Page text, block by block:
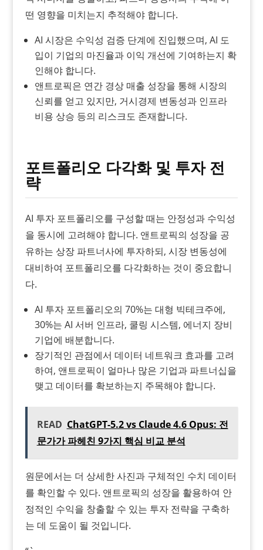
떤 영향을 미치는지 추적해야 합니다.
AI 시장은 수익성 검증 단계에 진입했으며, AI 도
입이 기업의 마진율과 이익 개선에 기여하는지 확
인해야 합니다.
앤트로픽은 연간 경상 매출 성장을 통해 시장의
신뢰를 얻고 있지만, 거시경제 변동성과 인프라
비용 상승 등의 리스크도 존재합니다.
포트폴리오 다각화 및 투자 전
략
AI 투자 포트폴리오를 구성할 때는 안정성과 수익성
을 동시에 고려해야 합니다. 앤트로픽의 성장을 공
유하는 상장 파트너사에 투자하되, 시장 변동성에
대비하여 포트폴리오를 다각화하는 것이 중요합니
다.
AI 투자 포트폴리오의 70%는 대형 빅테크주에,
30%는 AI 서버 인프라, 쿨링 시스템, 에너지 장비
기업에 배분합니다.
장기적인 관점에서 데이터 네트워크 효과를 고려
하여, 앤트로픽이 얼마나 많은 기업과 파트너십을
맺고 데이터를 확보하는지 주목해야 합니다.
READ ChatGPT-5.2 vs Claude 4.6 Opus: 전
문가가 파헤친 9가지 핵심 비교 분석
원문에서는 더 상세한 사진과 구체적인 수치 데이터
를 확인할 수 있다. 앤트로픽의 성장을 활용하여 안
정적인 수익을 창출할 수 있는 투자 전략을 구축하
는 데 도움이 될 것입니다.